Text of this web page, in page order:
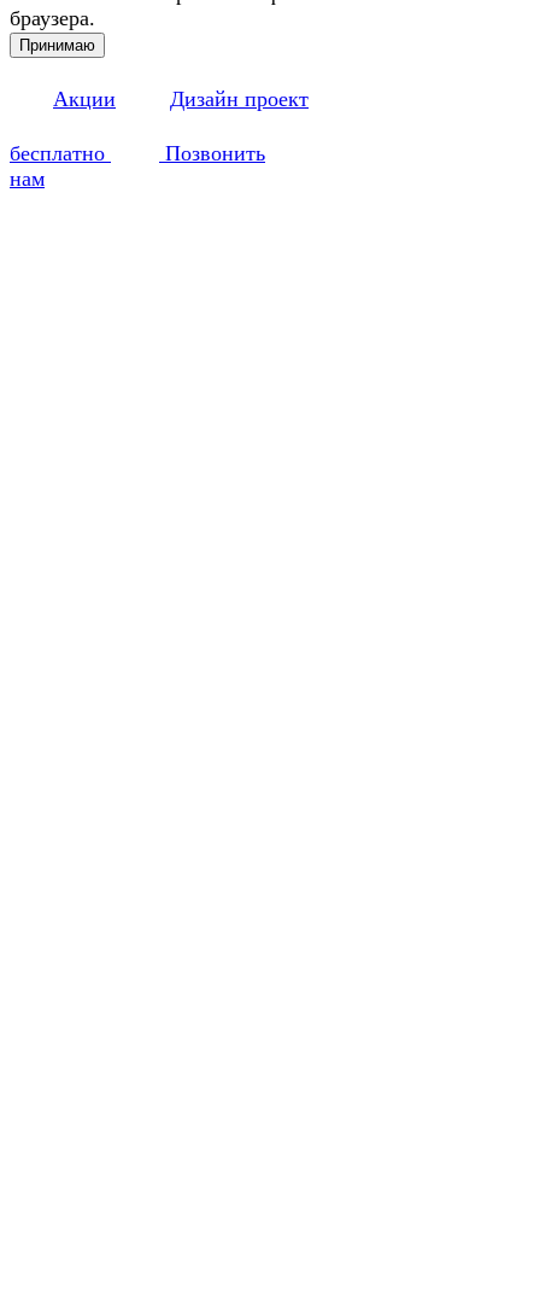
браузера.
Принимаю
Акции Дизайн проект
бесплатно
Позвонить
нам